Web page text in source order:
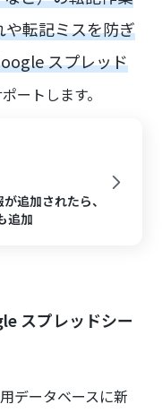
転記ミスを防ぎ
スプレッド
ートします。
追加されたら、
追加
スプレッドシー
データベースに新